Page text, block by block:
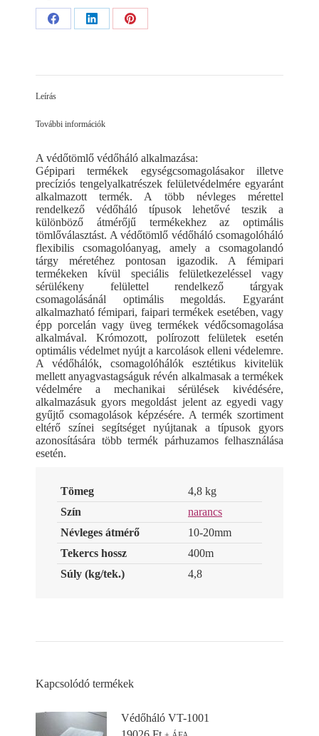
Share
Share
Share
Leírás
További információk
A védőtömlő védőháló alkalmazása:
Gépipari termékek egységcsomagolásakor illetve
precíziós tengelyalkatrészek felületvédelmére egyaránt
alkalmazott termék. A több névleges mérettel
rendelkező védőháló típusok lehetővé teszik a
különböző átmérőjű termékekhez az optimális
tömlőválasztást. A védőtömlő védőháló csomagolóháló
flexibilis csomagolóanyag, amely a csomagolandó
tárgy méretéhez pontosan igazodik. A fémipari
termékeken kívül speciális felületkezeléssel vagy
sérülékeny felülettel rendelkező tárgyak
csomagolásánál optimális megoldás. Egyaránt
alkalmazható fémipari, faipari termékek esetében, vagy
épp porcelán vagy üveg termékek védőcsomagolása
alkalmával. Krómozott, polírozott felületek esetén
optimális védelmet nyújt a karcolások elleni védelemre.
A védőhálók, csomagolóhálók esztétikus kivitelük
mellett anyagvastagságuk révén alkalmasak a termékek
védelmére a mechanikai sérülések kivédésére,
alkalmazásuk gyors megoldást jelent az egyedi vagy
gyűjtő csomagolások képzésére. A termék szortiment
eltérő színei segítséget nyújtanak a típusok gyors
azonosítására több termék párhuzamos felhasználása
esetén.
Tömeg
4,8 kg
Szín
narancs
Névleges átmérő
10-20mm
Tekercs hossz
400m
Súly (kg/tek.)
4,8
Kapcsolódó termékek
Védőháló VT-1001